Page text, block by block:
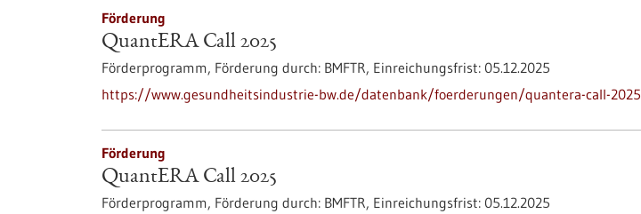
Förderung
QuantERA Call 2025
Förderprogramm, Förderung durch: BMFTR, Einreichungsfrist: 05.12.2025
https://www.gesundheitsindustrie-bw.de/datenbank/foerderungen/quantera-call-2025
Förderung
QuantERA Call 2025
Förderprogramm, Förderung durch: BMFTR, Einreichungsfrist: 05.12.2025